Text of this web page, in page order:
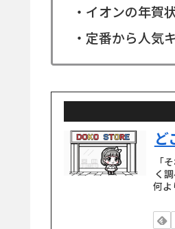
・イオンの年賀
・定番から人気
ど
「
く
何よ